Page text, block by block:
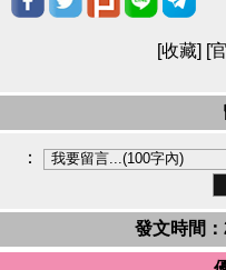
[收藏] [
：
發文時間